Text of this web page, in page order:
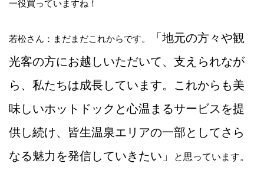
一役買っていますね！
若松さん：まだまだこれからです。
「地元の方々や観
光客の方にお越しいただいて、支えられなが
ら、私たちは成長しています。これからも美
味しいホットドックと心温まるサービスを提
供し続け、皆生温泉エリアの一部としてさら
なる魅力を発信していきたい」
と思っています。